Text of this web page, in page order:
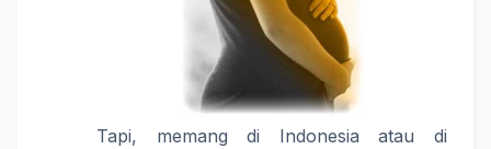
Tapi, memang di Indonesia atau di